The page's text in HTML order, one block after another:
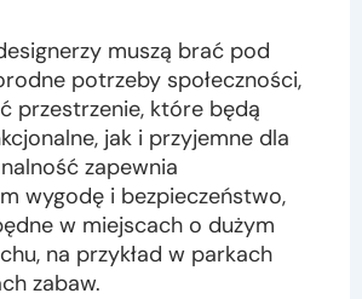
muszą brać pod
potrzeby społeczności,
przestrzenie, które będą
jak i przyjemne dla
zapewnia
wygodę i bezpieczeństwo,
w miejscach o dużym
na przykład w parkach
zabaw.